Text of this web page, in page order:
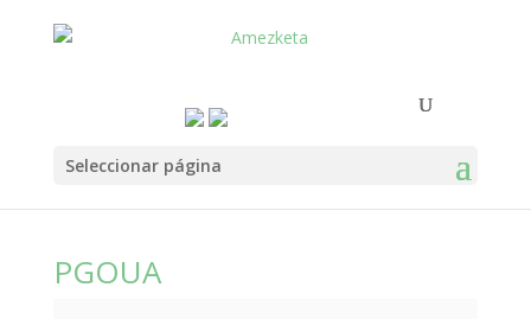
Seleccionar página
PGOUA